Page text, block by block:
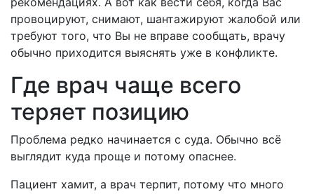
провоцируют, снимают, шантажируют жалобой или
требуют того, что Вы не вправе сообщать, врачу
обычно приходится выяснять уже в конфликте.
Где врач чаще всего
теряет позицию
Проблема редко начинается с суда. Обычно всё
выглядит куда проще и потому опаснее.
Пациент хамит, а врач терпит, потому что много